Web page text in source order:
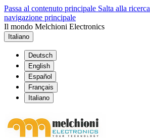
Passa al contenuto principale Salta alla ricerca
navigazione principale
Il mondo Melchioni Electronics
Italiano
Deutsch
English
Español
Français
Italiano